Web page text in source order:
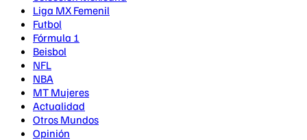
Liga MX Femenil
Futbol
Fórmula 1
Beisbol
NFL
NBA
MT Mujeres
Actualidad
Otros Mundos
Opinión